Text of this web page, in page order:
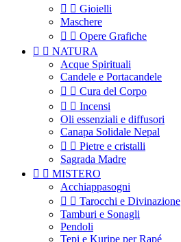
  Gioielli
Maschere
  Opere Grafiche
  NATURA
Acque Spirituali
Candele e Portacandele
  Cura del Corpo
  Incensi
Oli essenziali e diffusori
Canapa Solidale Nepal
  Pietre e cristalli
Sagrada Madre
  MISTERO
Acchiappasogni
  Tarocchi e Divinazione
Tamburi e Sonagli
Pendoli
Tepi e Kuripe per Rapé